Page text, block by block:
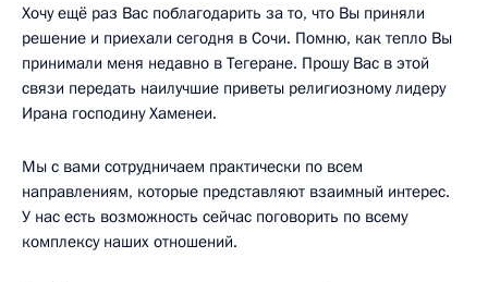
Хочу ещё раз Вас поблагодарить за то, что Вы приняли
решение и приехали сегодня в Сочи. Помню, как тепло Вы
принимали меня недавно в Тегеране. Прошу Вас в этой
связи передать наилучшие приветы религиозному лидеру
Ирана господину Хаменеи.
Мы с вами сотрудничаем практически по всем
направлениям, которые представляют взаимный интерес.
У нас есть возможность сейчас поговорить по всему
комплексу наших отношений.